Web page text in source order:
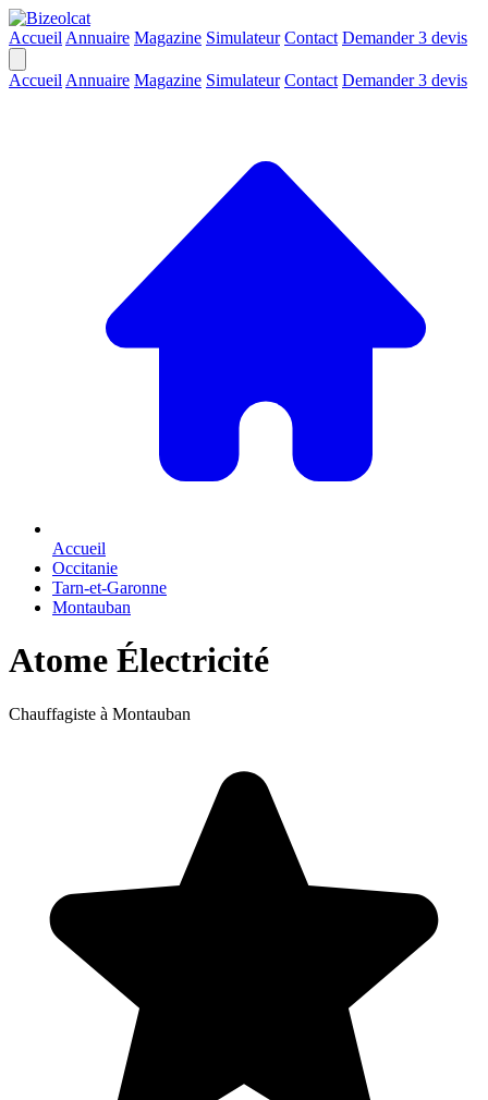
Accueil Annuaire Magazine Simulateur Contact Demander 3 devis
Accueil Annuaire Magazine Simulateur Contact Demander 3 devis
Accueil
Occitanie
Tarn-et-Garonne
Montauban
Atome Électricité
Chauffagiste à Montauban